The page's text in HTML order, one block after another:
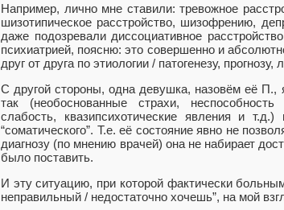
Например, лично мне ставили: тревожное
шизотипическое расстройство, шизофрению,
даже подозревали диссоциативное
психиатрией, поясню: это совершенно и
друг от друга по этиологии / патогенезу, прогнозу,
С другой стороны, одна девушка, назовём её П.,
так (необоснованные страхи,
слабость, квазипсихотические явления и
“соматического”. Т.е. её состояние явно не
диагнозу (по мнению врачей) она не набирает
было поставить.
И эту ситуацию, при которой фактически
неправильный / недостаточно хочешь”, на мой